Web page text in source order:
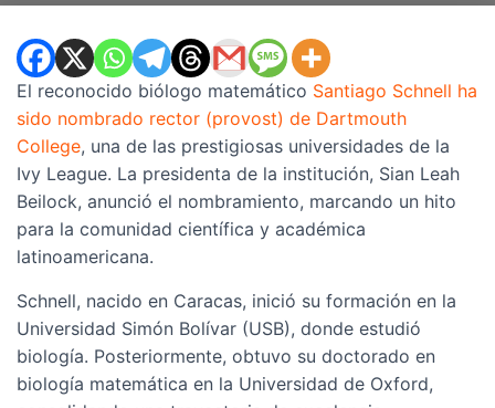
El reconocido biólogo matemático Santiago Schnell ha
sido nombrado rector (provost) de Dartmouth
College, una de las prestigiosas universidades de la
Ivy League. La presidenta de la institución, Sian Leah
Beilock, anunció el nombramiento, marcando un hito
para la comunidad científica y académica
latinoamericana.
Schnell, nacido en Caracas, inició su formación en la
Universidad Simón Bolívar (USB), donde estudió
biología. Posteriormente, obtuvo su doctorado en
biología matemática en la Universidad de Oxford,